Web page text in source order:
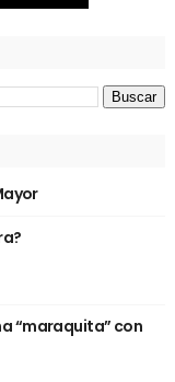
“maraquita” con